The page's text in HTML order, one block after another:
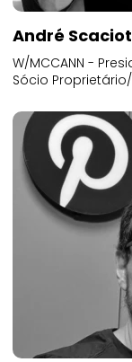
André
W/MCCANN -
Sócio